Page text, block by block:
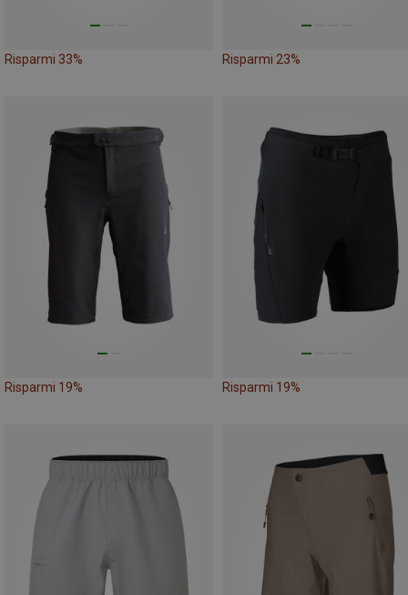
Risparmi 33% Risparmi 23%
Risparmi 19% Risparmi 19%